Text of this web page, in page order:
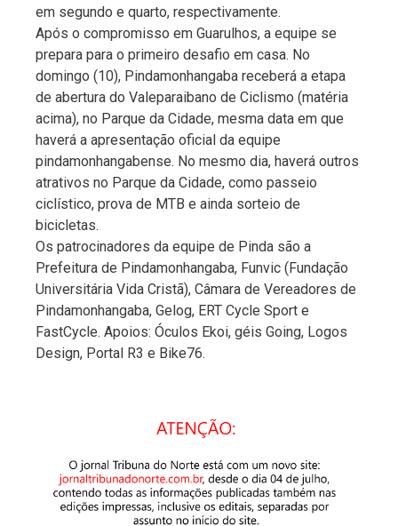
em segundo e quarto, respectivamente.
Após o compromisso em Guarulhos, a equipe se
prepara para o primeiro desafio em casa. No
domingo (10), Pindamonhangaba receberá a etapa
de abertura do Valeparaibano de Ciclismo (matéria
acima), no Parque da Cidade, mesma data em que
haverá a apresentação oficial da equipe
pindamonhangabense. No mesmo dia, haverá outros
atrativos no Parque da Cidade, como passeio
ciclístico, prova de MTB e ainda sorteio de
bicicletas.
Os patrocinadores da equipe de Pinda são a
Prefeitura de Pindamonhangaba, Funvic (Fundação
Universitária Vida Cristã), Câmara de Vereadores de
Pindamonhangaba, Gelog, ERT Cycle Sport e
FastCycle. Apoios: Óculos Ekoi, géis Going, Logos
Design, Portal R3 e Bike76.